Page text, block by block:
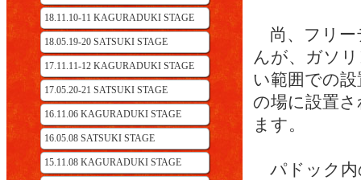
18.11.10-11 KAGURADUKI STAGE
18.05.19-20 SATSUKI STAGE
17.11.11-12 KAGURADUKI STAGE
17.05.20-21 SATSUKI STAGE
16.11.06 KAGURADUKI STAGE
16.05.08 SATSUKI STAGE
15.11.08 KAGURADUKI STAGE
尚、フリー
んが、ガソ
い範囲での
の場に設置
ます。
パドック内